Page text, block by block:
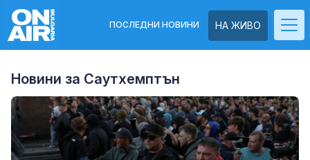
НА ЖИВО
ПОСЛЕДНИ НОВИНИ
Новини за Саутхемптън